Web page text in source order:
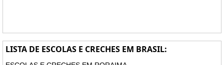
LISTA DE ESCOLAS E CRECHES EM BRASIL: